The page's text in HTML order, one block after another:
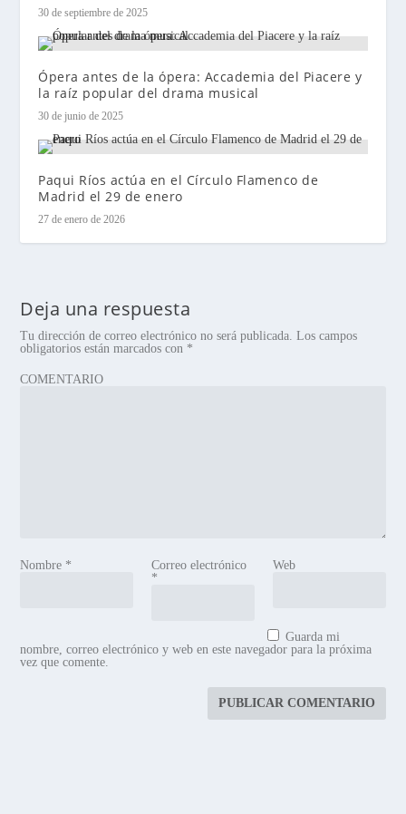
30 de septiembre de 2025
Ópera antes de la ópera: Accademia del Piacere y
la raíz popular del drama musical
30 de junio de 2025
Paqui Ríos actúa en el Círculo Flamenco de
Madrid el 29 de enero
27 de enero de 2026
Deja una respuesta
Tu dirección de correo electrónico no será publicada. Los campos
obligatorios están marcados con *
COMENTARIO
Nombre *
Correo electrónico
*
Web
Guarda mi
nombre, correo electrónico y web en este navegador para la próxima
vez que comente.